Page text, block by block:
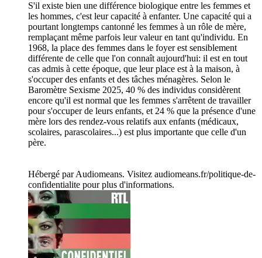
S'il existe bien une différence biologique entre les femmes et
les hommes, c'est leur capacité à enfanter. Une capacité qui a
pourtant longtemps cantonné les femmes à un rôle de mère,
remplaçant même parfois leur valeur en tant qu'individu. En
1968, la place des femmes dans le foyer est sensiblement
différente de celle que l'on connaît aujourd'hui: il est en tout
cas admis à cette époque, que leur place est à la maison, à
s'occuper des enfants et des tâches ménagères. Selon le
Baromètre Sexisme 2025, 40 % des individus considèrent
encore qu'il est normal que les femmes s'arrêtent de travailler
pour s'occuper de leurs enfants, et 24 % que la présence d'une
mère lors des rendez-vous relatifs aux enfants (médicaux,
scolaires, parascolaires...) est plus importante que celle d'un
père.
Hébergé par Audiomeans. Visitez audiomeans.fr/politique-de-
confidentialite pour plus d'informations.